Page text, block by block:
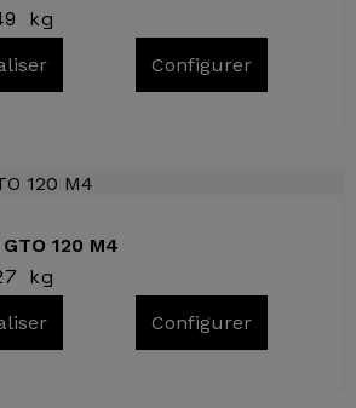
kg
Configurer
120 M4
kg
Configurer